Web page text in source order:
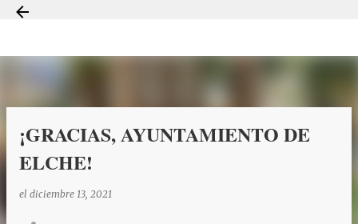
¡GRACIAS, AYUNTAMIENTO DE
ELCHE!
el diciembre 13, 2021